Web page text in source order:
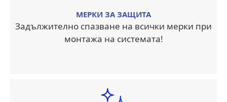
МЕРКИ ЗА ЗАЩИТА
Задължително спазване на всички мерки при
монтажа на системата!